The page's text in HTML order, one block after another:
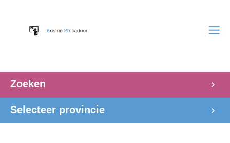
Zoeken
Selecteer provincie